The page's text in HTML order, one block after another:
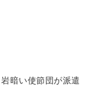
暗い使節団が派遣